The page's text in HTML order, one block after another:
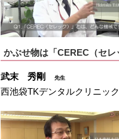
武末 秀剛 先生
西池袋TKデンタルクリニック